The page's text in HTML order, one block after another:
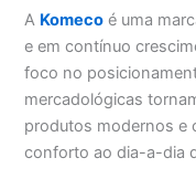
A Komeco é uma
e em contínuo
foco no
mercadológicas
produtos modernos e
conforto ao dia-a-dia